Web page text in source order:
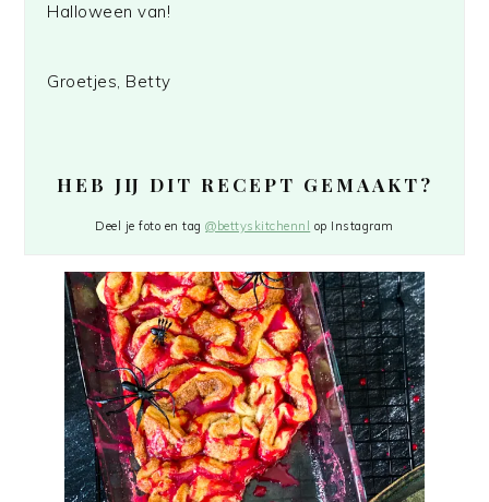
Halloween van!
Groetjes, Betty
HEB JIJ DIT RECEPT GEMAAKT?
Deel je foto en tag@bettyskitchennl op Instagram